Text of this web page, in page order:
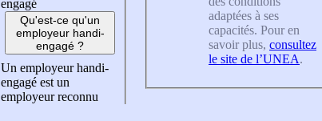
engagé
Qu'est-ce qu'un
employeur handi-
engagé ?
Un employeur handi-
engagé est un
employeur reconnu
adaptées à ses
capacités. Pour en
savoir plus, consultez
le site de l’UNEA.